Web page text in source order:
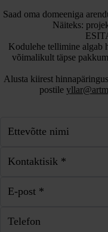
Saad oma domeeniga
Näiteks:
Kodulehe tellimine algab
võimalikult täpse
Alusta kiirest
postile
Ettevõtte nimi
Kontaktisik *
E-post *
Telefon